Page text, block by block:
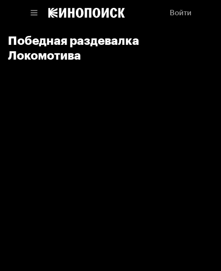
Войти
Победная раздевалка
Локомотива